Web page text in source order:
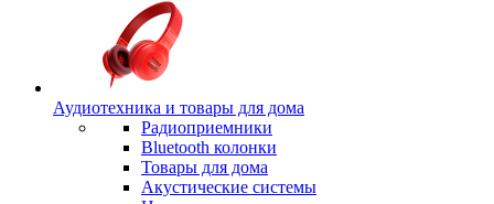
Аудиотехника и товары для дома
Радиоприемники
Bluetooth колонки
Товары для дома
Акустические системы